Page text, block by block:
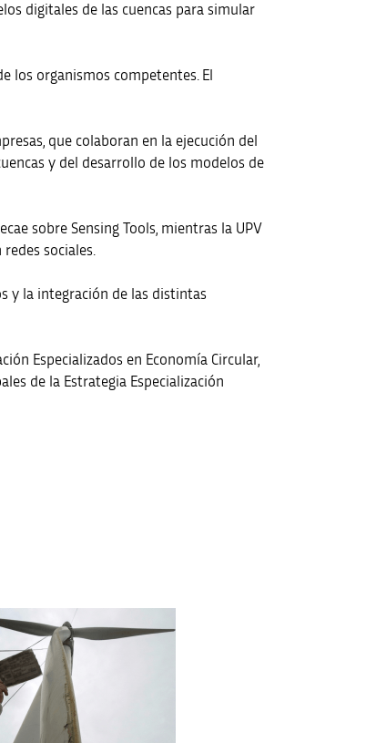
digitales de las cuencas para simular
los organismos competentes. El
que colaboran en la ejecución del
y del desarrollo de los modelos de
sobre Sensing Tools, mientras la UPV
sociales.
y la integración de las distintas
Especializados en Economía Circular,
de la Estrategia Especialización